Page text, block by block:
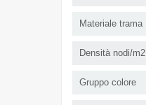
Materiale trama
Densità nodi/m2
Gruppo colore